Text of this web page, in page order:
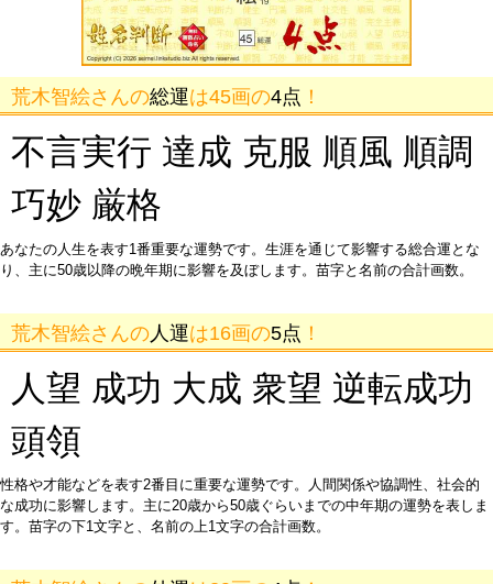
荒木智絵さんの総運は45画の4点 ！
不言実行 達成 克服 順風 順調
巧妙 厳格
あなたの人生を表す1番重要な運勢です。生涯を通じて影響する総合運とな
り、主に50歳以降の晩年期に影響を及ぼします。苗字と名前の合計画数。
荒木智絵さんの 人運は16画の5点 ！
人望 成功 大成 衆望 逆転成功
頭領
性格や才能などを表す2番目に重要な運勢です。人間関係や協調性、社会的
な成功に影響します。主に20歳から50歳ぐらいまでの中年期の運勢を表しま
す。苗字の下1文字と、名前の上1文字の合計画数。